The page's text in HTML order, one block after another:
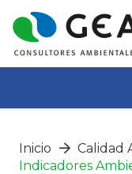
Inicio
Calidad
Indicadores